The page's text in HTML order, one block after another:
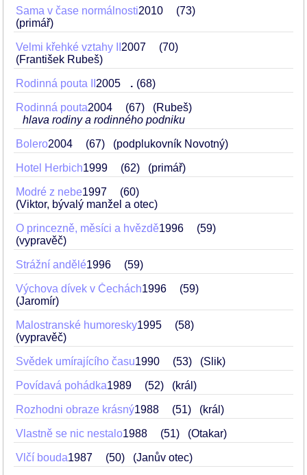
Sama v čase normálnosti2010
73
(primář)
Velmi křehké vztahy II 2007
70
(František Rubeš)
Rodinná pouta II 2005 . 68
Rodinná pouta2004 67
(Rubeš)
hlava rodiny a rodinného podniku
Bolero2004 67 (podplukovník Novotný)
Hotel Herbich1999 62 (primář)
Modré z nebe1997
60
(Viktor, bývalý manžel a otec)
O princezně, měsíci a hvězdě1996
59
(vypravěč)
Strážní andělé1996 59
Výchova dívek v Čechách1996
59
(Jaromír)
Malostranské humoresky1995
58
(vypravěč)
Svědek umírajícího času1990 53 (Slik)
Povídavá pohádka1989 52 (král)
Rozhodni obraze krásný1988 51 (král)
Vlastně se nic nestalo1988 51 (Otakar)
Vlčí bouda1987 50 (Janův otec)